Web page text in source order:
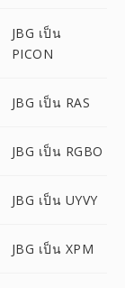
JBG เป็น
PICON
JBG เป็น RAS
JBG เป็น RGBO
JBG เป็น UYVY
JBG เป็น XPM